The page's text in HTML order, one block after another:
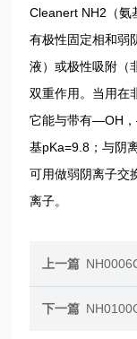
Cleanert NH2（氨
有极性固定相和弱
液）或极性吸附（
双重作用。当用在
它能与带有—OH
基pKa=9.8；与阴
可用做弱阴离子交
离子。
上一篇
下一篇